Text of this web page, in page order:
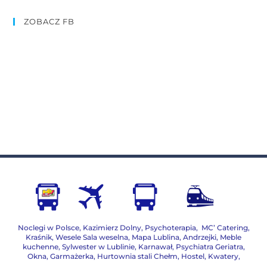
ZOBACZ FB
Noclegi w Polsce, Kazimierz Dolny, Psychoterapia, MC’ Catering,
Kraśnik, Wesele Sala weselna, Mapa Lublina, Andrzejki, Meble
kuchenne, Sylwester w Lublinie, Karnawał, Psychiatra Geriatra,
Okna, Garmażerka, Hurtownia stali Chełm, Hostel, Kwatery,